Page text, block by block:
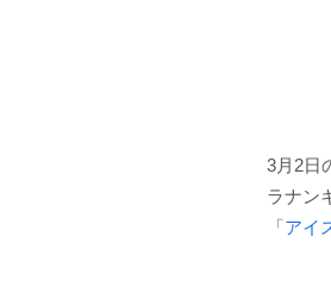
3月2日
ラナン
「アイ